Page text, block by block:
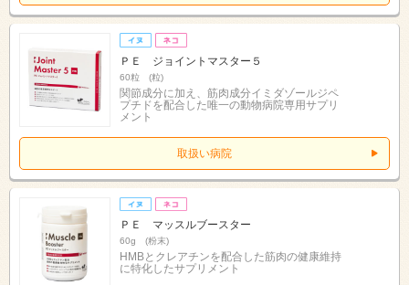
ＰＥ ジョイントマスター５
60粒 (粒)
関節成分に加え、筋肉成分イミダゾールジペ
プチドを配合した唯一の動物病院専用サプリ
メント
取扱い病院
ＰＥ マッスルブースター
60g (粉末)
HMBとクレアチンを配合した筋肉の健康維持
に特化したサプリメント